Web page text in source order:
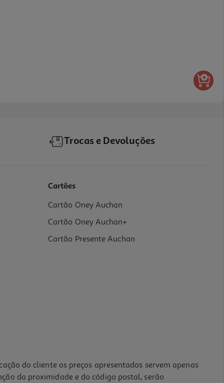
Trocas e Devoluções
Cartões
Cartão Oney Auchan
Cartão Oney Auchan+
Cartão Presente Auchan
do cliente os preços apresentados servem apenas
da proximidade e do código postal, serão